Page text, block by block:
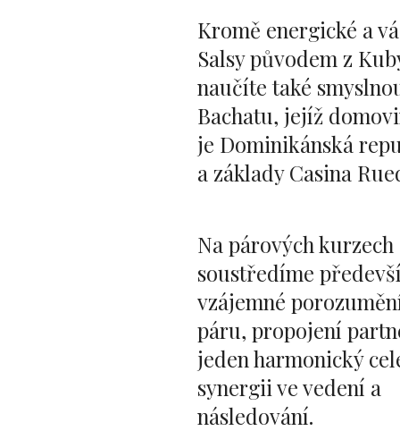
Kromě energické a
Salsy původem z
naučíte také
Bachatu, jejíž
je Dominikánská
a základy Casina
Na párových kurzech
soustředíme
vzájemné
páru, propojení
jeden harmonický
synergii ve vedení a
následování.